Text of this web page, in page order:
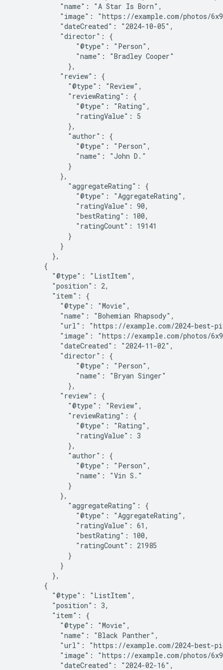
            "name": "A Star Is Born",
"image": "https://example.com/photos/
            "dateCreated": "2024-10-05",
            "director": {
                "@type": "Person",
                "name": "Bradley Cooper"
              },
            "review": {
              "@type": "Review",
              "reviewRating": {
                "@type": "Rating",
                "ratingValue": 5
              },
              "author": {
                "@type": "Person",
                "name": "John D."
              }
            },
              "aggregateRating": {
                "@type": "AggregateRating",
                "ratingValue": 90,
                "bestRating": 100,
                "ratingCount": 19141
              }
            }
          },
        {
          "@type": "ListItem",
          "position": 2,
          "item": {
            "@type": "Movie",
            "name": "Bohemian Rhapsody",
"url": "https://example.com/2024-best-
"image": "https://example.com/photos/
            "dateCreated": "2024-11-02",
            "director": {
                "@type": "Person",
                "name": "Bryan Singer"
              },
            "review": {
              "@type": "Review",
              "reviewRating": {
                "@type": "Rating",
                "ratingValue": 3
              },
              "author": {
                "@type": "Person",
                "name": "Vin S."
              }
            },
              "aggregateRating": {
                "@type": "AggregateRating",
                "ratingValue": 61,
                "bestRating": 100,
                "ratingCount": 21985
              }
            }
          },
        {
          "@type": "ListItem",
          "position": 3,
          "item": {
            "@type": "Movie",
            "name": "Black Panther",
"url": "https://example.com/2024-best-
"image": "https://example.com/photos/
            "dateCreated": "2024-02-16",